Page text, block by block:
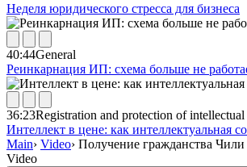
Неделя юридического стресса для бизнеса
40:44General
Реинкарнация ИП: схема больше не
36:23Registration and protection of
Интеллект в цене: как интеллектуальная
Main› Video› Получение гражданства Чили
Video